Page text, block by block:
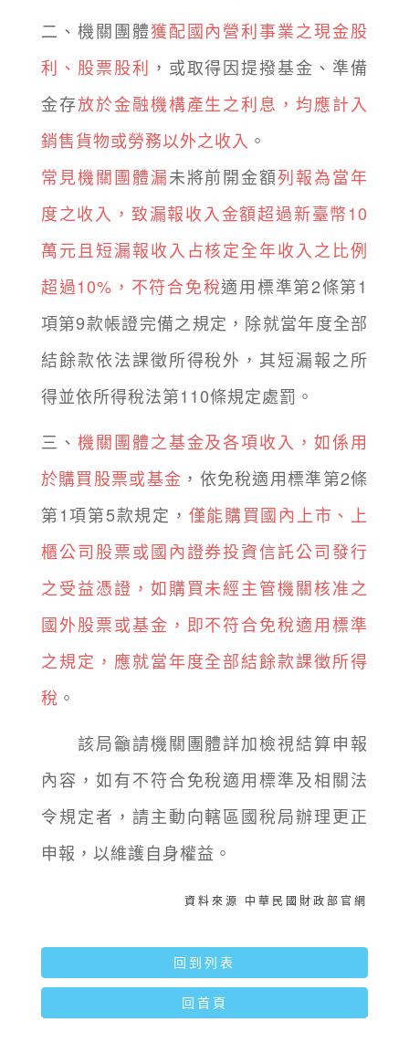
二、機關團體獲配國內營利事業之現金股
利、股票股利 ，或取得因提撥基金、準備
金存放於金融機構產生之利息，均應計入
銷售貨物或勞務以外之收入 。
常見機關團體漏未將前開金額列報為當年
度之收入，致漏報收入金額超過新臺幣10
萬元且短漏報收入占核定全年收入之比例
超過10%，不符合免稅適用標準第2條第1
項第9款帳證完備之規定，除就當年度全部
結餘款依法課徵所得稅外，其短漏報之所
得並依所得稅法第110條規定處罰。
三、 機關團體之基金及各項收入，如係用
於購買股票或基金 ，依免稅適用標準第2條
第1項第5款規定， 僅能購買國內上市、上
櫃公司股票或國內證券投資信託公司發行
之受益憑證，如購買未經主管機關核准之
國外股票或基金，即不符合免稅適用標準
之規定，應就當年度全部結餘款課徵所得
稅 。
該局籲請機關團體詳加檢視結算申報
內容，如有不符合免稅適用標準及相關法
令規定者，請主動向轄區國稅局辦理更正
申報，以維護自身權益。
資料來源 中華民國財政部官網
回到列表
回首頁